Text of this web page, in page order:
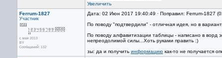
Увеличить
Ferrum-1827
Участник
с мая 2013
BY
Сообщений: 132
Дата: 02 Июн 2017 19:40:49 · Поправил: Ferrum-1827
По поводу "подтвердили" - отличная идея, но в
По поводу алфавитизации таблицы - написано в ворд
непреодолимой силы...Хоть руками править :)
зы: да и получить информацию как-то не получается